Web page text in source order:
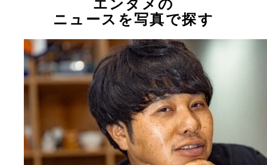
エンタメの
ニュースを写真で探す